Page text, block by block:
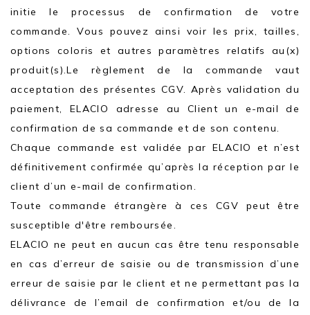
initie le processus de confirmation de votre
commande. Vous pouvez ainsi voir les prix, tailles,
options coloris et autres paramètres relatifs au(x)
produit(s).Le règlement de la commande vaut
acceptation des présentes CGV. Après validation du
paiement, ELACIO adresse au Client un e-mail de
confirmation de sa commande et de son contenu.
Chaque commande est validée par ELACIO et n’est
définitivement confirmée qu’après la réception par le
client d’un e-mail de confirmation.
Toute commande étrangère à ces CGV peut être
susceptible d'être remboursée.
ELACIO ne peut en aucun cas être tenu responsable
en cas d’erreur de saisie ou de transmission d’une
erreur de saisie par le client et ne permettant pas la
délivrance de l’email de confirmation et/ou de la